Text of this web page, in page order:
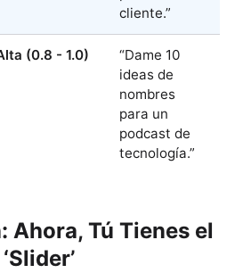
cliente.”
(0.8 - 1.0)
“Dame 10
ideas de
nombres
para un
podcast de
tecnología.”
Ahora, Tú Tienes el